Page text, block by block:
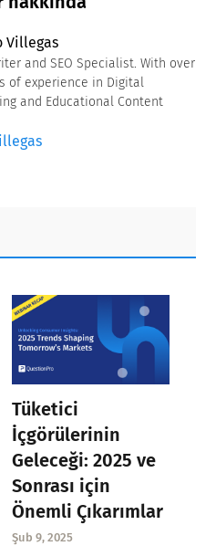
Villegas
and SEO Specialist. With over
of experience in Digital
and Educational Content
Tüketici
İçgörülerinin
Geleceği: 2025 ve
Sonrası için
Önemli Çıkarımlar
Şub 9, 2025